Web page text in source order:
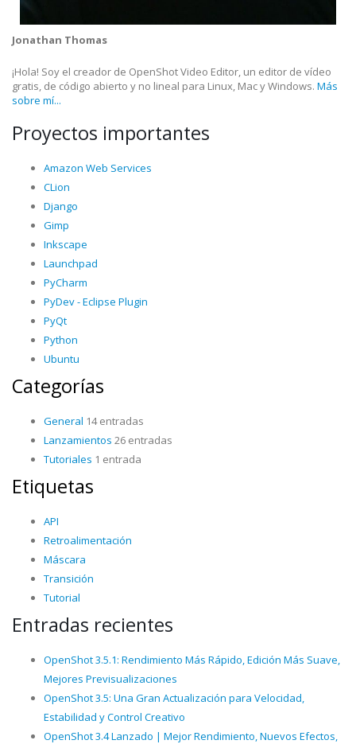
Jonathan Thomas
¡Hola! Soy el creador de OpenShot Video Editor, un editor de vídeo
gratis, de código abierto y no lineal para Linux, Mac y Windows. Más
sobre mí...
Proyectos importantes
Amazon Web Services
CLion
Django
Gimp
Inkscape
Launchpad
PyCharm
PyDev - Eclipse Plugin
PyQt
Python
Ubuntu
Categorías
General 14 entradas
Lanzamientos 26 entradas
Tutoriales 1 entrada
Etiquetas
API
Retroalimentación
Máscara
Transición
Tutorial
Entradas recientes
OpenShot 3.5.1: Rendimiento Más Rápido, Edición Más Suave,
Mejores Previsualizaciones
OpenShot 3.5: Una Gran Actualización para Velocidad,
Estabilidad y Control Creativo
OpenShot 3.4 Lanzado | Mejor Rendimiento, Nuevos Efectos,